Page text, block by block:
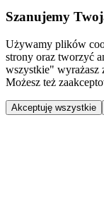
Szanujemy
Używamy plików
strony oraz tworzyć
wszystkie" wyrażasz
Możesz też
Akceptuję wszystkie